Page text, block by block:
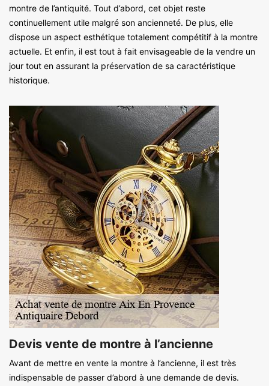
montre de l’antiquité. Tout d’abord, cet objet reste
continuellement utile malgré son ancienneté. De plus, elle
dispose un aspect esthétique totalement compétitif à la montre
actuelle. Et enfin, il est tout à fait envisageable de la vendre un
jour tout en assurant la préservation de sa caractéristique
historique.
Devis vente de montre à l’ancienne
Avant de mettre en vente la montre à l’ancienne, il est très
indispensable de passer d’abord à une demande de devis.